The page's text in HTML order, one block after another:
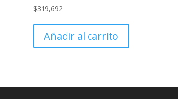
$319,692
Añadir al carrito